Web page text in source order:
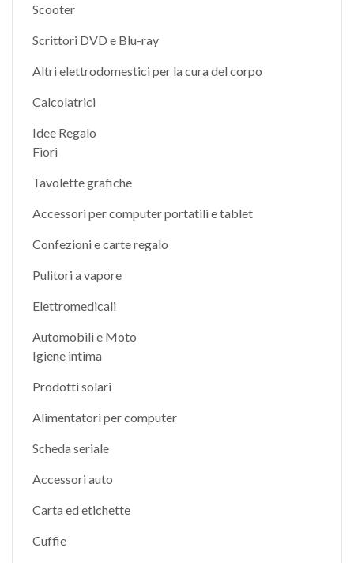
Scooter
Scrittori DVD e Blu-ray
Altri elettrodomestici per la cura del corpo
Calcolatrici
Idee Regalo
Fiori
Tavolette grafiche
Accessori per computer portatili e tablet
Confezioni e carte regalo
Pulitori a vapore
Elettromedicali
Automobili e Moto
Igiene intima
Prodotti solari
Alimentatori per computer
Scheda seriale
Accessori auto
Carta ed etichette
Cuffie